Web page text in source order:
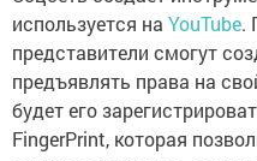
используется на YouTube.
представители смогут
предъявлять права на
будет его
FingerPrint, которая